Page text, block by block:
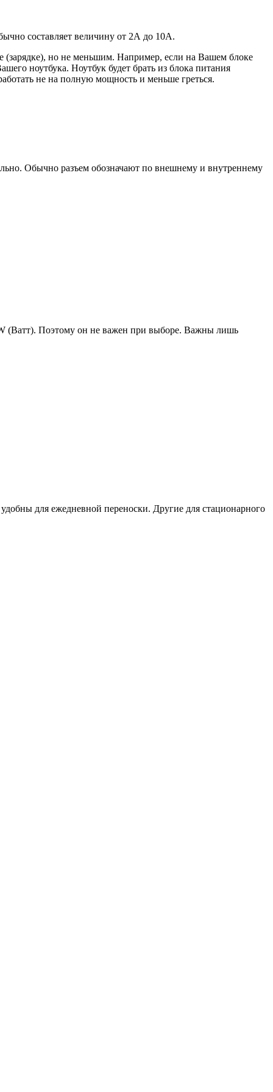
составляет величину от 2А до 10A.
(зарядке), но не меньшим. Например, если на Вашем блоке
ноутбука. Ноутбук будет брать из блока питания
не на полную мощность и меньше греться.
Обычно разъем обозначают по внешнему и внутреннему
(Ватт). Поэтому он не важен при выборе. Важны лишь
для ежедневной переноски. Другие для стационарного